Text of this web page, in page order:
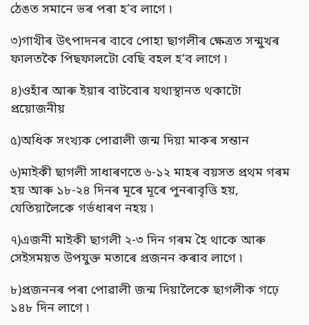
ঠেঙত সমানে ভৰ পৰা হ’ব লাগে ৷
৩)গাখীৰ উৎপাদনৰ বাবে পোহা ছাগলীৰ ক্ষেত্ৰত সন্মুখৰ
ফালতকৈ পিছফালটো বেছি বহল হ’ব লাগে ৷
৪)ওহাঁৰ আৰু ইয়াৰ বাটবোৰ যথাস্থানত থকাটো
প্ৰয়োজনীয়
৫)অধিক সংখ্যক পোৱালী জন্ম দিয়া মাকৰ সন্তান
৬)মাইকী ছাগলী সাধাৰণতে ৬-১২ মাহৰ বয়সত প্ৰথম গৰম
হয় আৰু ১৮-২৪ দিনৰ মূৰে মূৰে পুনৰাবৃত্তি হয়,
যেতিয়ালৈকে গৰ্ভধাৰণ নহয় ৷
৭)এজনী মাইকী ছাগলী ২-৩ দিন গৰম হৈ থাকে আৰু
সেইসময়ত উপযুক্ত মতাৰে প্ৰজনন কৰাব লাগে ৷
৮)প্ৰজননৰ পৰা পোৱালী জন্ম দিয়ালৈকে ছাগলীক গঢ়ে
১৪৮ দিন লাগে ৷